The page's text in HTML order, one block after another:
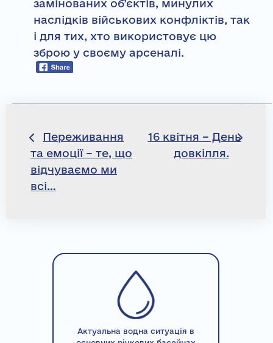
замінованих об’єктів, минулих
наслідків військових конфліктів, так
і для тих, хто використовує цю
зброю у своєму арсеналі.
Навігація
записів
Переживання
та емоції – те, що
відчуваємо ми
всі…
16 квітня – День
довкілля.
Актуальна водна ситуація в